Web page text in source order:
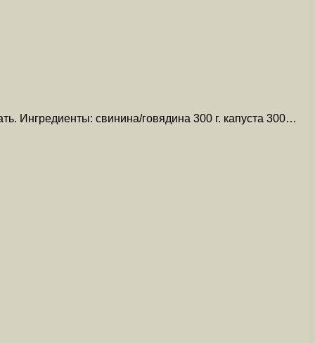
Ингредиенты: свинина/говядина 300 г. капуста 300…